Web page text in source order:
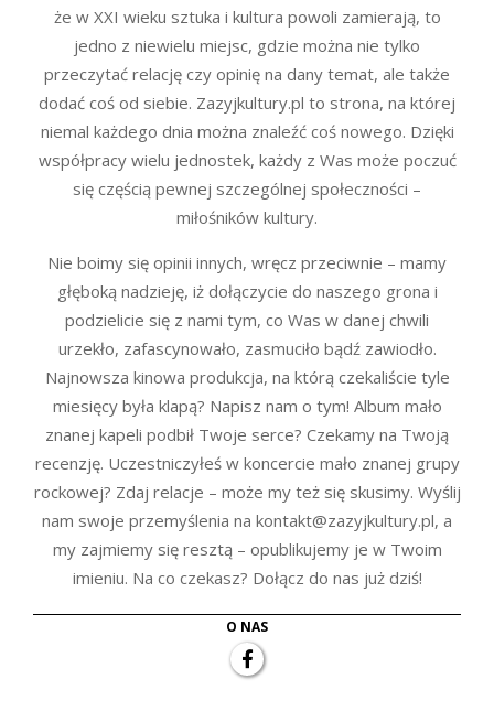
że w XXI wieku sztuka i kultura powoli zamierają, to
jedno z niewielu miejsc, gdzie można nie tylko
przeczytać relację czy opinię na dany temat, ale także
dodać coś od siebie. Zazyjkultury.pl to strona, na której
niemal każdego dnia można znaleźć coś nowego. Dzięki
współpracy wielu jednostek, każdy z Was może poczuć
się częścią pewnej szczególnej społeczności –
miłośników kultury.
Nie boimy się opinii innych, wręcz przeciwnie – mamy
głęboką nadzieję, iż dołączycie do naszego grona i
podzielicie się z nami tym, co Was w danej chwili
urzekło, zafascynowało, zasmuciło bądź zawiodło.
Najnowsza kinowa produkcja, na którą czekaliście tyle
miesięcy była klapą? Napisz nam o tym! Album mało
znanej kapeli podbił Twoje serce? Czekamy na Twoją
recenzję. Uczestniczyłeś w koncercie mało znanej grupy
rockowej? Zdaj relacje – może my też się skusimy. Wyślij
nam swoje przemyślenia na kontakt@zazyjkultury.pl, a
my zajmiemy się resztą – opublikujemy je w Twoim
imieniu. Na co czekasz? Dołącz do nas już dziś!
O NAS